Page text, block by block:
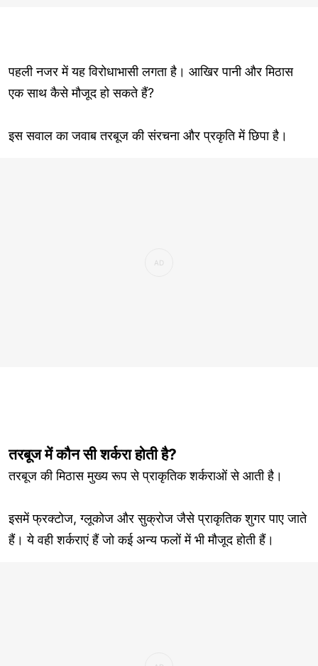
पहली नजर में यह विरोधाभासी लगता है। आखिर पानी और मिठास
एक साथ कैसे मौजूद हो सकते हैं?
इस सवाल का जवाब तरबूज की संरचना और प्रकृति में छिपा है।
तरबूज में कौन सी शर्करा होती है?
तरबूज की मिठास मुख्य रूप से प्राकृतिक शर्कराओं से आती है।
इसमें फ्रक्टोज, ग्लूकोज और सुक्रोज जैसे प्राकृतिक शुगर पाए जाते
हैं। ये वही शर्कराएं हैं जो कई अन्य फलों में भी मौजूद होती हैं।